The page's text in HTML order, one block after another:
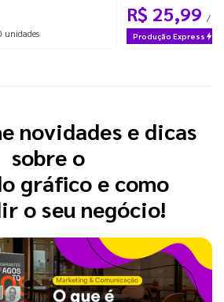
unidades
R$ 25,99 / 30
Produção Express
novidades e dicas
sobre o
gráfico e como
o seu negócio!